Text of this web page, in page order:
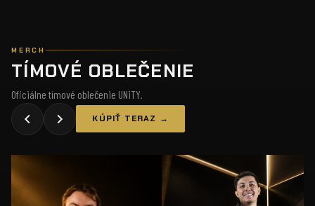
MERCH
TÍMOVÉ OBLEČENIE
Oficiálne tímové oblečenie UNiTY.
KÚPIŤ TERAZ →